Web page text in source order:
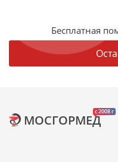
Бесплатная
c 2008 г
МОСГОРМЕД